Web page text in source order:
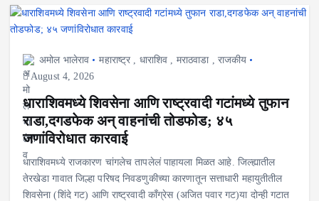
अमोल भालेराव महाराष्ट्र धाराशिव मराठवाडा, राजकीय
August 4, 2026
धाराशिवमध्ये शिवसेना आणि राष्ट्रवादी गटांमध्ये तुफान
राडा,दगडफेक अन् वाहनांची तोडफोड; ४५
जणांविरोधात कारवाई
धाराशिवमध्ये राजकारण चांगलेच तापलेलं पाहायला मिळत आहे. जिल्ह्यातील
तेरखेडा गावात जिल्हा परिषद निवडणुकीच्या कारणातून सत्ताधारी महायुतीतील
शिवसेना (शिंदे गट) आणि राष्ट्रवादी काँग्रेस (अजित पवार गट)या दोन्ही गटात